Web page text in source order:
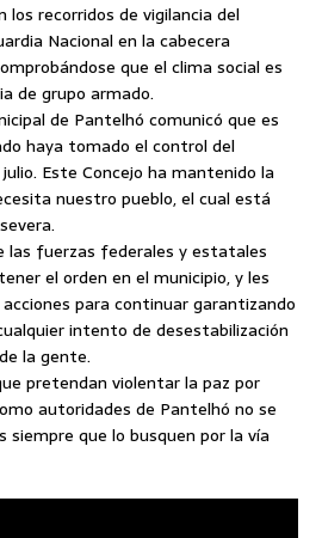
recorridos de vigilancia del
Nacional en la cabecera
que el clima social es
de grupo armado.
de Pantelhó comunicó que es
haya tomado el control del
Este Concejo ha mantenido la
nuestro pueblo, el cual está
las fuerzas federales y estatales
el orden en el municipio, y les
para continuar garantizando
intento de desestabilización
la gente.
pretendan violentar la paz por
autoridades de Pantelhó no se
siempre que lo busquen por la vía